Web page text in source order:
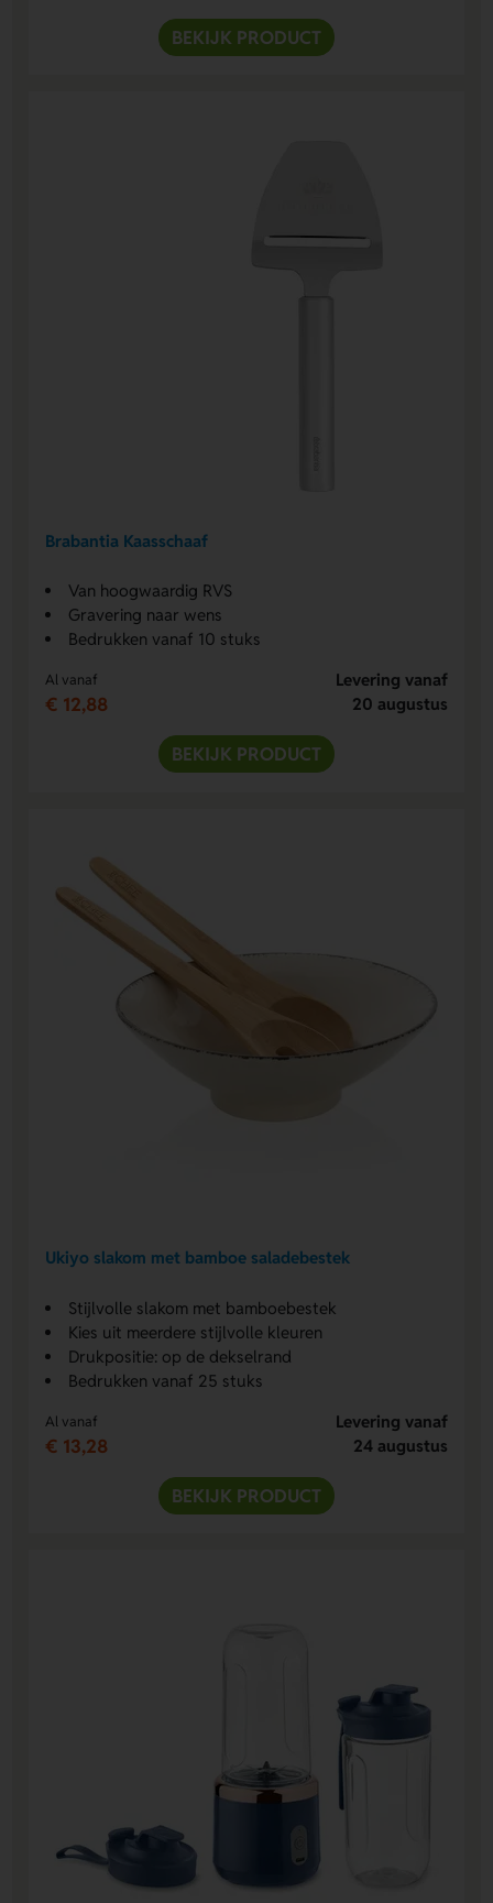
BEKIJK PRODUCT
Brabantia Kaasschaaf
Van hoogwaardig RVS
Gravering naar wens
Bedrukken vanaf 10 stuks
Al vanaf
€ 12,88
Levering vanaf
20 augustus
BEKIJK PRODUCT
Ukiyo slakom met bamboe saladebestek
Stijlvolle slakom met bamboebestek
Kies uit meerdere stijlvolle kleuren
Drukpositie: op de dekselrand
Bedrukken vanaf 25 stuks
Al vanaf
€ 13,28
Levering vanaf
24 augustus
BEKIJK PRODUCT